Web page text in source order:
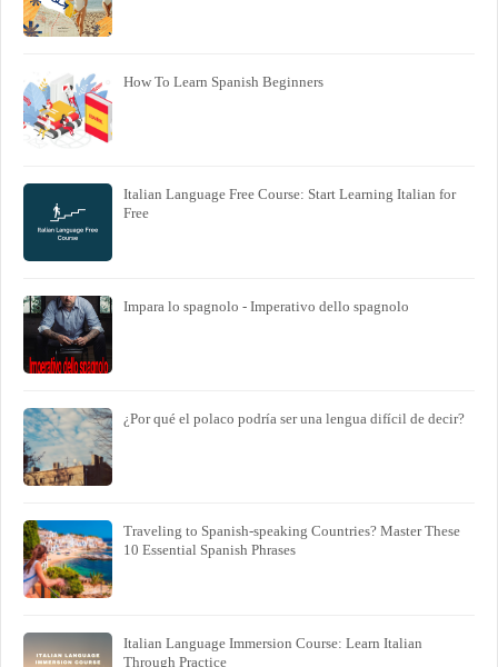
How To Learn Spanish Beginners
Italian Language Free Course: Start Learning Italian for
Free
Impara lo spagnolo - Imperativo dello spagnolo
¿Por qué el polaco podría ser una lengua difícil de decir?
Traveling to Spanish-speaking Countries? Master These
10 Essential Spanish Phrases
Italian Language Immersion Course: Learn Italian
Through Practice